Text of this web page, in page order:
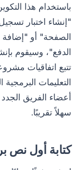
"إنشاء اختبار
الصفحة" أو
الدفع"، وسيقوم
التعليمات
أعضاء الفريق الجدد
سهلاً تقريبًا.
كتابة أول نص